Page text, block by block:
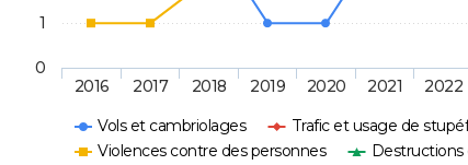
Vols et cambriolages
Trafic et usage de
Violences contre des personnes
2016 2017 2018 2019 2020 2021 2022
0
1